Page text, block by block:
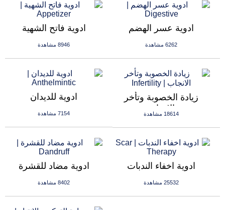
ادوية فاتح الشهية
8946 مشاهدة
ادوية عسر الهضم
6262 مشاهدة
ادوية للديدان
7154 مشاهدة
زيادة الخصوبة وتأخر
الانجاب
18614 مشاهدة
ادوية مضاد للقشرة
8402 مشاهدة
ادوية اخفاء الندبات
25532 مشاهدة